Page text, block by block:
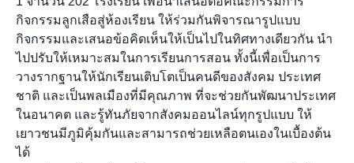
กิจกรรมลูกเสือสู่ห้องเรียน ให้ร่วมกันพิจารณารูปแบบ
กิจกรรมและเสนอข้อคิดเห็นให้เป็นไปในทิศทางเดียวกัน นำ
ไปปรับให้เหมาะสมในการเรียนการสอน ทั้งนี้เพื่อเป็นการ
วางรากฐานให้นักเรียนเติบโตเป็นคนดีของสังคม ประเทศ
ชาติ และเป็นพลเมืองที่มีคุณภาพ ที่จะช่วยกันพัฒนาประเทศ
ในอนาคต และรู้ทันภัยจากสังคมออนไลน์ทุกรูปแบบ ให้
เยาวชนมีภูมิคุ้มกันและสามารถช่วยเหลือตนเองในเบื้องต้น
ได้